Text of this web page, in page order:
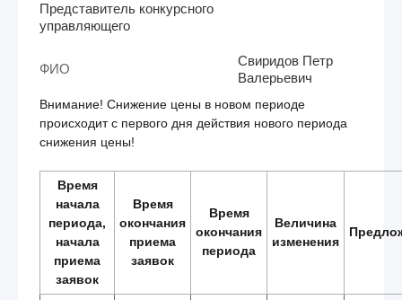
Представитель конкурсного
управляющего
ФИО
Свиридов Петр
Валерьевич
Внимание! Снижение цены в новом периоде
происходит с первого дня действия нового периода
снижения цены!
Время
начала
периода,
начала
приема
заявок
Время
окончания
приема
заявок
Время
окончания
периода
Величина
изменения